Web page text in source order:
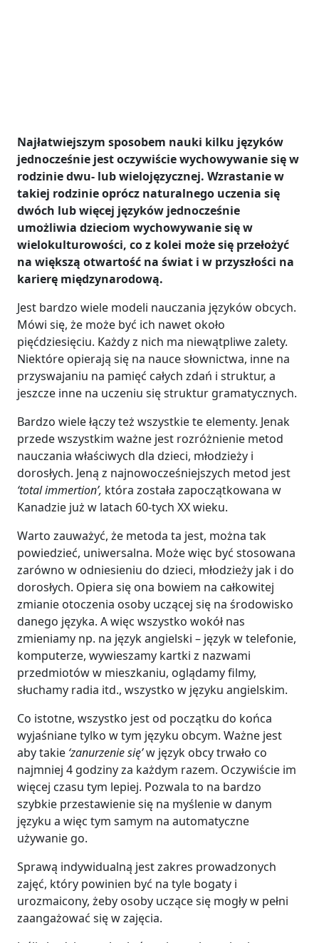
Najłatwiejszym sposobem nauki kilku języków
jednocześnie jest oczywiście wychowywanie się w
rodzinie dwu- lub wielojęzycznej. Wzrastanie w
takiej rodzinie oprócz naturalnego uczenia się
dwóch lub więcej języków jednocześnie
umożliwia dzieciom wychowywanie się w
wielokulturowości, co z kolei może się przełożyć
na większą otwartość na świat i w przyszłości na
karierę międzynarodową.
Jest bardzo wiele modeli nauczania języków obcych.
Mówi się, że może być ich nawet około
pięćdziesięciu. Każdy z nich ma niewątpliwe zalety.
Niektóre opierają się na nauce słownictwa, inne na
przyswajaniu na pamięć całych zdań i struktur, a
jeszcze inne na uczeniu się struktur gramatycznych.
Bardzo wiele łączy też wszystkie te elementy. Jenak
przede wszystkim ważne jest rozróżnienie metod
nauczania właściwych dla dzieci, młodzieży i
dorosłych. Jeną z najnowocześniejszych metod jest
‘total immertion’, która została zapoczątkowana w
Kanadzie już w latach 60-tych XX wieku.
Warto zauważyć, że metoda ta jest, można tak
powiedzieć, uniwersalna. Może więc być stosowana
zarówno w odniesieniu do dzieci, młodzieży jak i do
dorosłych. Opiera się ona bowiem na całkowitej
zmianie otoczenia osoby uczącej się na środowisko
danego języka. A więc wszystko wokół nas
zmieniamy np. na język angielski – język w telefonie,
komputerze, wywieszamy kartki z nazwami
przedmiotów w mieszkaniu, oglądamy filmy,
słuchamy radia itd., wszystko w języku angielskim.
Co istotne, wszystko jest od początku do końca
wyjaśniane tylko w tym języku obcym. Ważne jest
aby takie ‘zanurzenie się’w język obcy trwało co
najmniej 4 godziny za każdym razem. Oczywiście im
więcej czasu tym lepiej. Pozwala to na bardzo
szybkie przestawienie się na myślenie w danym
języku a więc tym samym na automatyczne
używanie go.
Sprawą indywidualną jest zakres prowadzonych
zajęć, który powinien być na tyle bogaty i
urozmaicony, żeby osoby uczące się mogły w pełni
zaangażować się w zajęcia.